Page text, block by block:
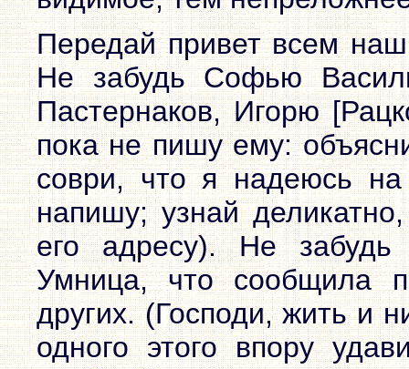
Передай привет всем
Не забудь Софью
Пастернаков, Игорю
пока не пишу ему:
соври, что я надеюсь
напишу; узнай
его адресу). Не
Умница, что сообщила
других. (Господи, жить и
одного этого впору